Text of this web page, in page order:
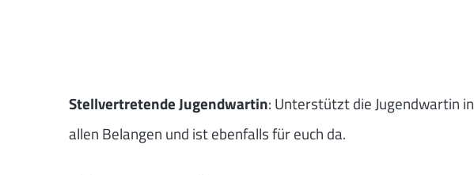
Stellvertretende Jugendwartin: Unterstützt die Jugendwartin in
allen Belangen und ist ebenfalls für euch da.